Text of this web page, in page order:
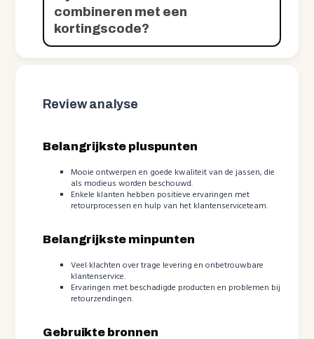
combineren met een
kortingscode?
Review analyse
Belangrijkste pluspunten
Mooie ontwerpen en goede kwaliteit van de jassen, die
als modieus worden beschouwd.
Enkele klanten hebben positieve ervaringen met
retourprocessen en hulp van het klantenserviceteam.
Belangrijkste minpunten
Veel klachten over trage levering en onbetrouwbare
klantenservice.
Ervaringen met beschadigde producten en problemen bij
retourzendingen.
Gebruikte bronnen